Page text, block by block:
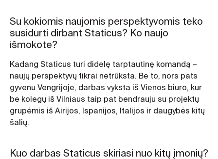
Su kokiomis naujomis perspektyvomis teko
susidurti dirbant Staticus? Ko naujo
išmokote?
Kadang Staticus turi didelę tarptautinę komandą –
naujų perspektyvų tikrai netrūksta. Be to, nors pats
gyvenu Vengrijoje, darbas vyksta iš Vienos biuro, kur
be kolegų iš Vilniaus taip pat bendrauju su projektų
grupėmis iš Airijos, Ispanijos, Italijos ir daugybės kitų
šalių.
Kuo darbas Staticus skiriasi nuo kitų įmonių?